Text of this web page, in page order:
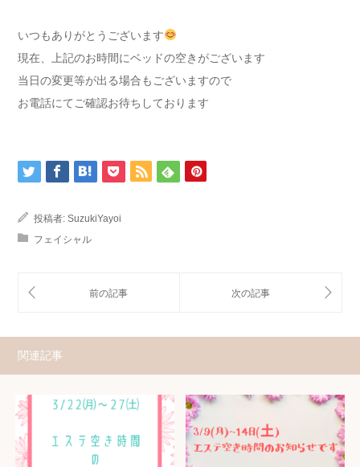
いつもありがとうございます
現在、上記のお時間にベッドの空きがございます
当日の変更等が出る場合もございますので
お電話にてご確認お待ちしております
投稿者: SuzukiYayoi
フェイシャル
関連記事